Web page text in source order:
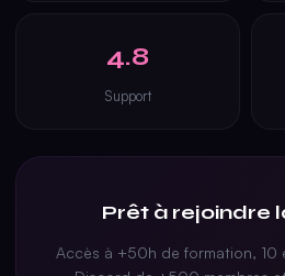
4.8
Support
Prêt à rejoindre
Accès à +50h de formation, 10